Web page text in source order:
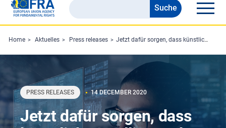
Search
the
FRA
website
Suche
Home Aktuelles Press releases Jetzt dafür sorgen, dass künstliche Intelligenz den Europäerinnen und Europäer dient
PRESS RELEASES 14 DECEMBER 2020
Jetzt dafür sorgen, dass